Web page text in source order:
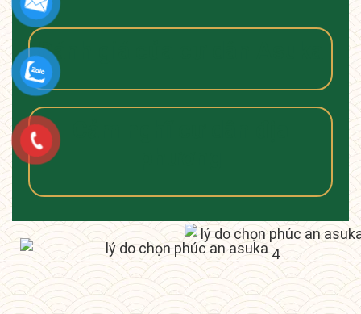
Đánh giá của cư dân Asuka